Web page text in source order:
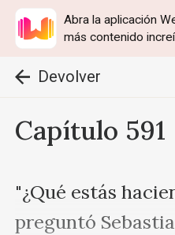
Abra la aplicación
más contenido
Devolver
Capítulo 591
"¿Qué estás
preguntó